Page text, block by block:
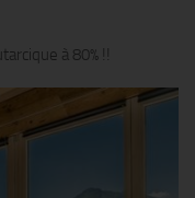
à 80% !!